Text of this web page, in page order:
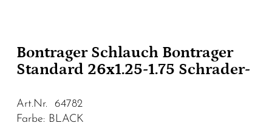
Bontrager Schlauch Bontrager
Standard 26x1.25-1.75 Schrader-
Art.Nr. 64782
Farbe: BLACK